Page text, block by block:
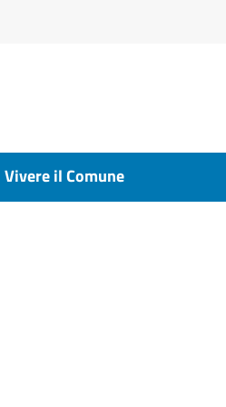
Vivere il Comune